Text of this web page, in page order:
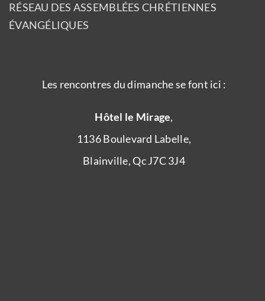
RÉSEAU DES ASSEMBLÉES CHRÉTIENNES
ÉVANGÉLIQUES
Les rencontres du dimanche se font ici :
Hôtel le Mirage,
1136 Boulevard Labelle,
Blainville, Qc J7C 3J4